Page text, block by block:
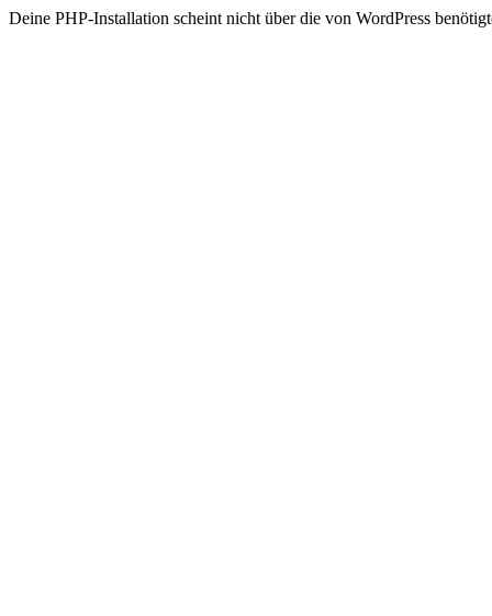
Deine PHP-Installation scheint nicht über die von WordPress